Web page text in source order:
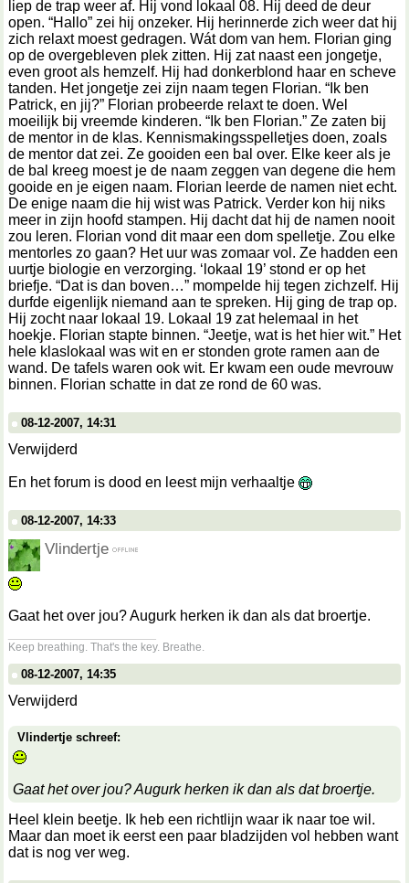
liep de trap weer af. Hij vond lokaal 08. Hij deed de deur
open. “Hallo” zei hij onzeker. Hij herinnerde zich weer dat hij
zich relaxt moest gedragen. Wát dom van hem. Florian ging
op de overgebleven plek zitten. Hij zat naast een jongetje,
even groot als hemzelf. Hij had donkerblond haar en scheve
tanden. Het jongetje zei zijn naam tegen Florian. “Ik ben
Patrick, en jij?” Florian probeerde relaxt te doen. Wel
moeilijk bij vreemde kinderen. “Ik ben Florian.” Ze zaten bij
de mentor in de klas. Kennismakingsspelletjes doen, zoals
de mentor dat zei. Ze gooiden een bal over. Elke keer als je
de bal kreeg moest je de naam zeggen van degene die hem
gooide en je eigen naam. Florian leerde de namen niet echt.
De enige naam die hij wist was Patrick. Verder kon hij niks
meer in zijn hoofd stampen. Hij dacht dat hij de namen nooit
zou leren. Florian vond dit maar een dom spelletje. Zou elke
mentorles zo gaan? Het uur was zomaar vol. Ze hadden een
uurtje biologie en verzorging. ‘lokaal 19’ stond er op het
briefje. “Dat is dan boven…” mompelde hij tegen zichzelf. Hij
durfde eigenlijk niemand aan te spreken. Hij ging de trap op.
Hij zocht naar lokaal 19. Lokaal 19 zat helemaal in het
hoekje. Florian stapte binnen. “Jeetje, wat is het hier wit.” Het
hele klaslokaal was wit en er stonden grote ramen aan de
wand. De tafels waren ook wit. Er kwam een oude mevrouw
binnen. Florian schatte in dat ze rond de 60 was.
08-12-2007, 14:31
Verwijderd
En het forum is dood en leest mijn verhaaltje
08-12-2007, 14:33
Vlindertje
Gaat het over jou? Augurk herken ik dan als dat broertje.
Keep breathing. That's the key. Breathe.
08-12-2007, 14:35
Verwijderd
Vlindertje schreef:
Gaat het over jou? Augurk herken ik dan als dat broertje.
Heel klein beetje. Ik heb een richtlijn waar ik naar toe wil.
Maar dan moet ik eerst een paar bladzijden vol hebben want
dat is nog ver weg.